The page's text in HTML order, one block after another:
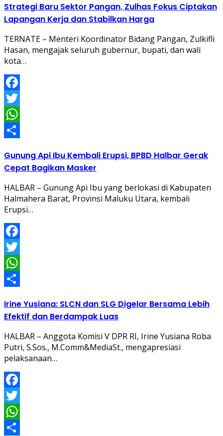
Strategi Baru Sektor Pangan, Zulhas Fokus Ciptakan
Lapangan Kerja dan Stabilkan Harga
TERNATE – Menteri Koordinator Bidang Pangan, Zulkifli
Hasan, mengajak seluruh gubernur, bupati, dan wali
kota…
Facebook
Twitter
WhatsApp
Gunung Api Ibu Kembali Erupsi, BPBD Halbar Gerak
Cepat Bagikan Masker
HALBAR – Gunung Api Ibu yang berlokasi di Kabupaten
Halmahera Barat, Provinsi Maluku Utara, kembali
Erupsi…
Facebook
Twitter
WhatsApp
Irine Yusiana: SLCN dan SLG Digelar Bersama Lebih
Efektif dan Berdampak Luas
HALBAR – Anggota Komisi V DPR RI, Irine Yusiana Roba
Putri, S.Sos., M.Comm&MediaSt., mengapresiasi
pelaksanaan…
Facebook
Twitter
WhatsApp